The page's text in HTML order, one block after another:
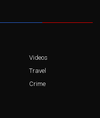
Videos
Travel
Crime